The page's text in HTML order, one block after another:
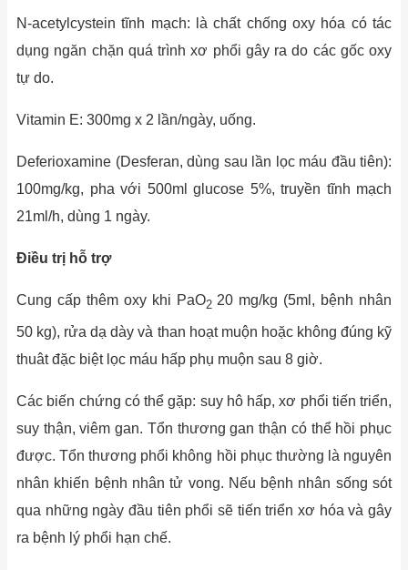
N-acetylcystein tĩnh mạch: là chất chống oxy hóa có tác
dụng ngăn chặn quá trình xơ phổi gây ra do các gốc oxy
tự do.
Vitamin E: 300mg x 2 lần/ngày, uống.
Deferioxamine (Desferan, dùng sau lần lọc máu đầu tiên):
100mg/kg, pha với 500ml glucose 5%, truyền tĩnh mạch
21ml/h, dùng 1 ngày.
Điều trị hỗ trợ
Cung cấp thêm oxy khi PaO220 mg/kg (5ml, bệnh nhân
50 kg), rửa dạ dày và than hoạt muộn hoặc không đúng kỹ
thuât đặc biệt lọc máu hấp phụ muộn sau 8 giờ.
Các biến chứng có thể gặp: suy hô hấp, xơ phổi tiến triển,
suy thận, viêm gan. Tổn thương gan thận có thể hồi phục
được. Tổn thương phổi không hồi phục thường là nguyên
nhân khiến bệnh nhân tử vong. Nếu bệnh nhân sống sót
qua những ngày đầu tiên phổi sẽ tiến triển xơ hóa và gây
ra bệnh lý phổi hạn chế.